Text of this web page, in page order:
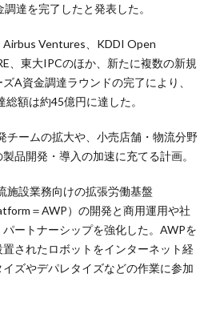
達を完了したと発表した。
Ventures、KDDI Open
、東大IPCのほか、新たに複数の新規
A資金調達ラウンドの完了により、
額は約45億円に達した。
チームの拡大や、小売店舗・物流分野
品開発・導入の加速に充てる計画。
施設業務向けの拡張労働基盤
＝AWP）の開発と商用運用や社
ートナーシップを強化した。AWPを
されたロボットをインターネット経
ズやデパレタイズなどの作業に参加